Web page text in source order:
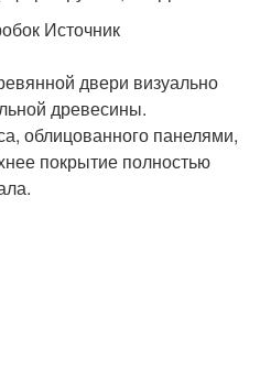
Источник
двери визуально
древесины.
облицованного панелями,
покрытие полностью